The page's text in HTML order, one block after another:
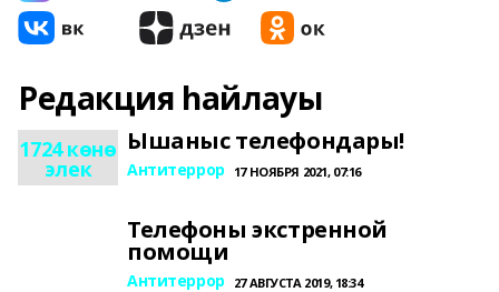
Редакция һайлауы
1724 көнө
элек
Ышаныс телефондары!
Антитеррор 17 НОЯБРЯ 2021, 07:16
Телефоны экстренной
помощи
Антитеррор 27 АВГУСТА 2019, 18:34